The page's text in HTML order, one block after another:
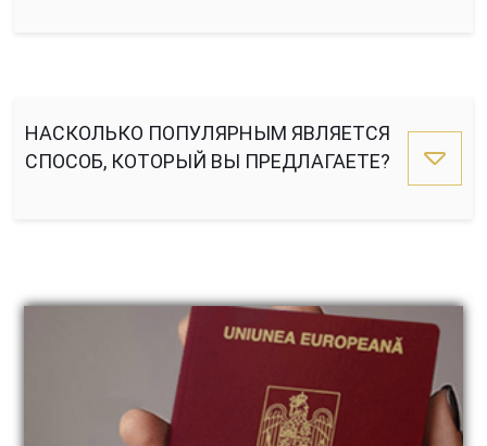
НАСКОЛЬКО ПОПУЛЯРНЫМ ЯВЛЯЕТСЯ
СПОСОБ, КОТОРЫЙ ВЫ ПРЕДЛАГАЕТЕ?